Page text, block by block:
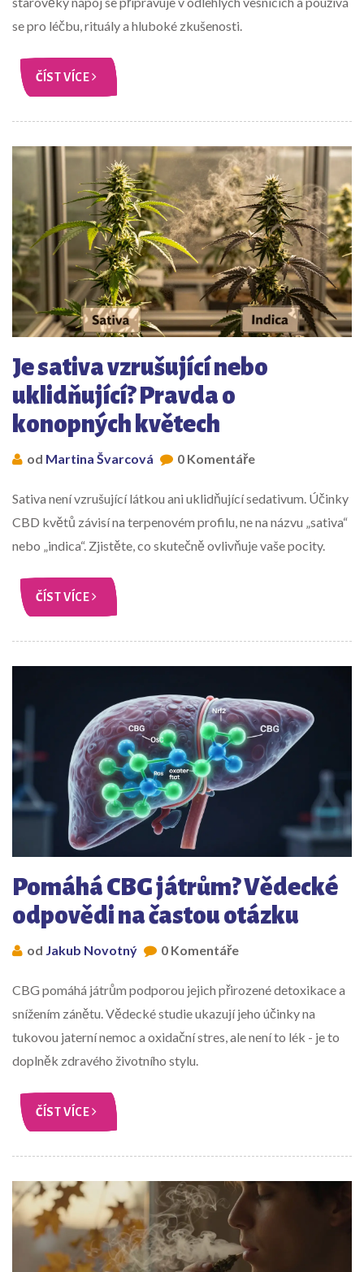
se pro léčbu, rituály a hluboké zkušenosti.
ČÍST VÍCE
Je sativa vzrušující nebo
uklidňující? Pravda o
konopných květech
od Martina Švarcová 0 Komentáře
Sativa není vzrušující látkou ani uklidňující sedativum. Účinky
CBD květů závisí na terpenovém profilu, ne na názvu „sativa“
nebo „indica“. Zjistěte, co skutečně ovlivňuje vaše pocity.
ČÍST VÍCE
Pomáhá CBG játrům? Vědecké
odpovědi na častou otázku
od Jakub Novotný 0 Komentáře
CBG pomáhá játrům podporou jejich přirozené detoxikace a
snížením zánětu. Vědecké studie ukazují jeho účinky na
tukovou jaterní nemoc a oxidační stres, ale není to lék - je to
doplněk zdravého životního stylu.
ČÍST VÍCE